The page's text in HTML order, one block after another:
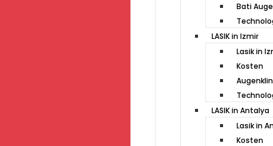
Bati
LASIK in Izmir
Lasik in
Kosten
LASIK in Antalya
Lasik in
Kosten